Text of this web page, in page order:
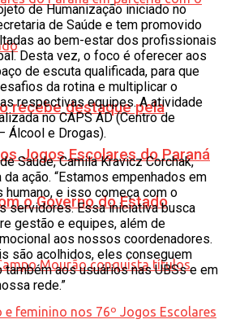
recebe destaque pela
Jogos Escolares do Paraná
o Governo do Estado
de Humanização iniciado no
de Saúde e tem promovido
ao bem-estar dos profissionais
Desta vez, o foco é oferecer aos
de escuta qualificada, para que
da rotina e multiplicar o
respectivas equipes. A atividade
no CAPS AD (Centro de
Álcool e Drogas).
Saúde, Camila Kravicz Corchak,
ação. “Estamos empenhados em
humano, e isso começa com o
servidores. Essa iniciativa busca
gestão e equipes, além de
aos nossos coordenadores.
são acolhidos, eles conseguem
aos usuários nas UBSs e em
rede.”